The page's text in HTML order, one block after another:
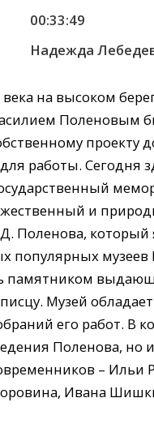
00:33:49
Надежда
на высоком
Поленовым
проекту
работы. Сегодня
и
Поленова, который
популярных музеев
памятником
Музей
его работ. В
Поленова, но
– Ильи
Ивана